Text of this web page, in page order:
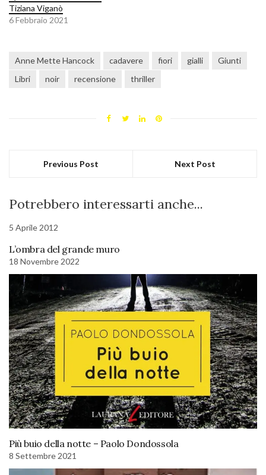
Tiziana Viganò
6 Febbraio 2021
Anne Mette Hancock cadavere fiori gialli
Giunti
Libri
noir recensione thriller
Previous Post Next Post
Potrebbero interessarti anche...
5 Aprile 2012
L’ombra del grande muro
18 Novembre 2022
Più buio della notte – Paolo Dondossola
8 Settembre 2021